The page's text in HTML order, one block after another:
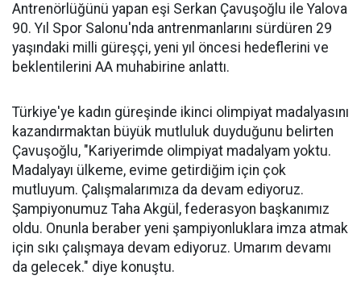
Antrenörlüğünü yapan eşi Serkan Çavuşoğlu ile Yalova
90. Yıl Spor Salonu'nda antrenmanlarını sürdüren 29
yaşındaki milli güreşçi, yeni yıl öncesi hedeflerini ve
beklentilerini AA muhabirine anlattı.
Türkiye'ye kadın güreşinde ikinci olimpiyat madalyasını
kazandırmaktan büyük mutluluk duyduğunu belirten
Çavuşoğlu, "Kariyerimde olimpiyat madalyam yoktu.
Madalyayı ülkeme, evime getirdiğim için çok
mutluyum. Çalışmalarımıza da devam ediyoruz.
Şampiyonumuz Taha Akgül, federasyon başkanımız
oldu. Onunla beraber yeni şampiyonluklara imza atmak
için sıkı çalışmaya devam ediyoruz. Umarım devamı
da gelecek." diye konuştu.